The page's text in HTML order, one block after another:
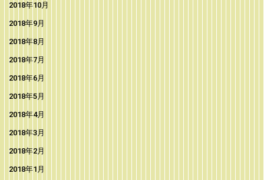
2018年10月
2018年9月
2018年8月
2018年7月
2018年6月
2018年5月
2018年4月
2018年3月
2018年2月
2018年1月